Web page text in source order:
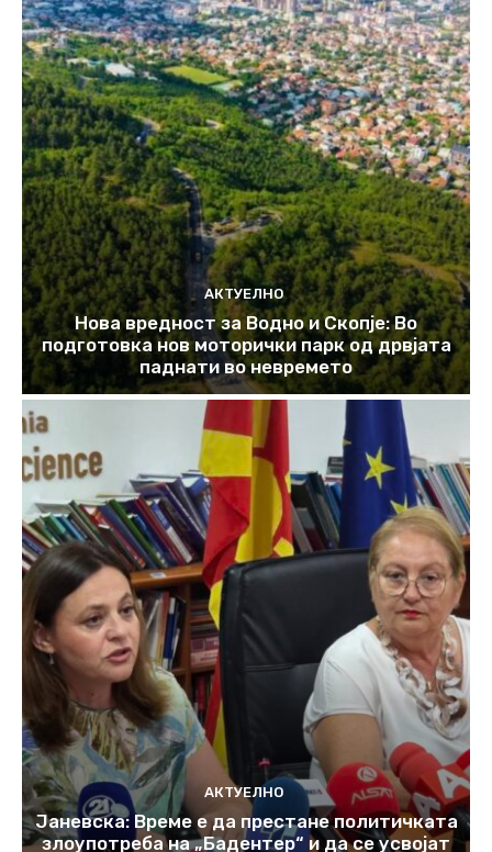
АКТУЕЛНО
Нова вредност за Водно и Скопје: Во
подготовка нов моторички парк од дрвјата
паднати во невремето
АКТУЕЛНО
Јаневска: Време е да престане политичката
злоупотреба на „Бадентер“ и да се усвојат